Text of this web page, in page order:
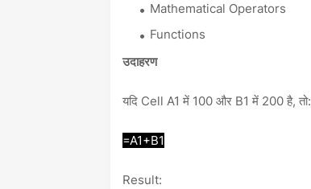
Mathematical Operators
Functions
उदाहरण
यदि Cell A1 में 100 और B1 में 200 है, तो:
=A1+B1
Result: